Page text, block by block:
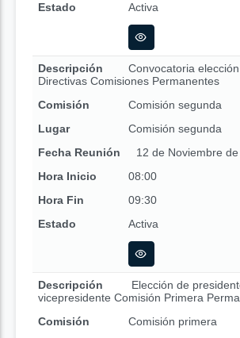
Estado
Activa
Descripción
Convocatoria
Directivas Comisiones Permanentes
Comisión
Comisión segunda
Lugar
Comisión segunda
Fecha Reunión
12 de Noviembre
Hora Inicio
08:00
Hora Fin
09:30
Estado
Activa
Descripción
Elección de
vicepresidente Comisión Primera
Comisión
Comisión primera